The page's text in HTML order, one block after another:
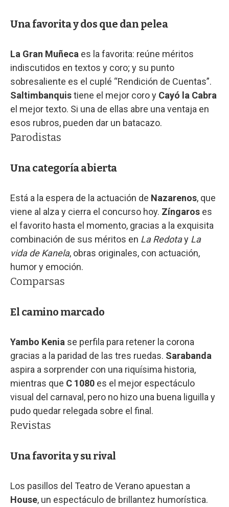
Una favorita y dos que dan pelea
La Gran Muñeca es la favorita: reúne méritos
indiscutidos en textos y coro; y su punto
sobresaliente es el cuplé “Rendición de Cuentas”.
Saltimbanquistiene el mejor coro y Cayó la Cabra
el mejor texto. Si una de ellas abre una ventaja en
esos rubros, pueden dar un batacazo.
Parodistas
Una categoría abierta
Está a la espera de la actuación de Nazarenos, que
viene al alza y cierra el concurso hoy. Zíngaros es
el favorito hasta el momento, gracias a la exquisita
combinación de sus méritos en La Redotay La
vida de Kanela, obras originales, con actuación,
humor y emoción.
Comparsas
El camino marcado
Yambo Kenia se perfila para retener la corona
gracias a la paridad de las tres ruedas. Sarabanda
aspira a sorprender con una riquísima historia,
mientras que C 1080 es el mejor espectáculo
visual del carnaval, pero no hizo una buena liguilla y
pudo quedar relegada sobre el final.
Revistas
Una favorita y su rival
Los pasillos del Teatro de Verano apuestan a
House, un espectáculo de brillantez humorística.